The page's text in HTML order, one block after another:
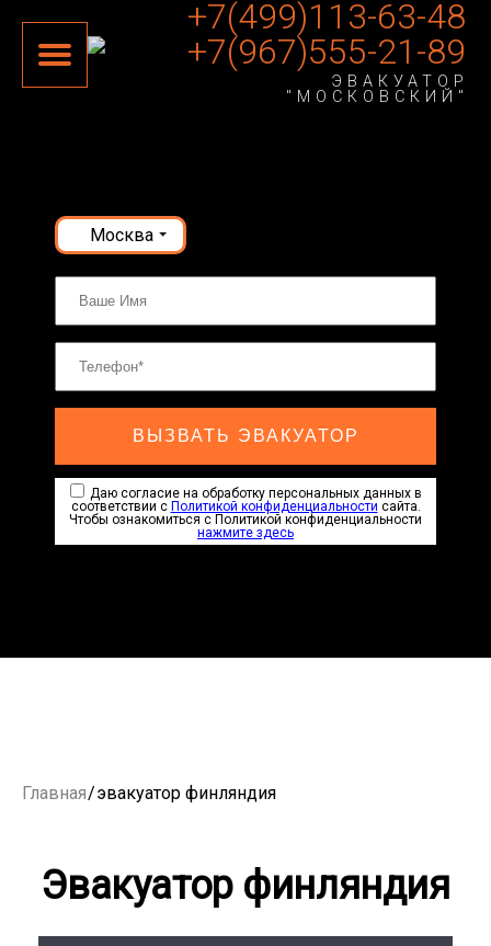
+7(499)113-63-48
+7(967)555-21-89
ЭВАКУАТОР
"МОСКОВСКИЙ"
Москва
ВЫЗВАТЬ ЭВАКУАТОР
Даю согласие на обработку персональных данных в
соответствии с Политикой конфиденциальности сайта.
Чтобы ознакомиться с Политикой конфиденциальности
нажмите здесь
Главная/эвакуатор финляндия
Эвакуатор финляндия